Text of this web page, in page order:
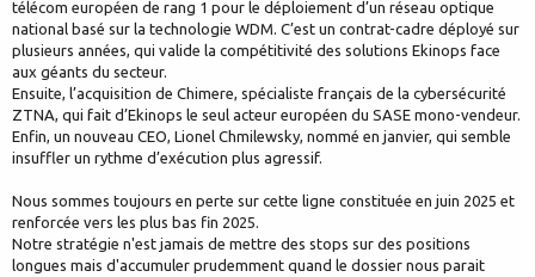
télécom européen de rang 1 pour le déploiement d’un réseau optique
national basé sur la technologie WDM. C’est un contrat-cadre déployé sur
plusieurs années, qui valide la compétitivité des solutions Ekinops face
aux géants du secteur.
Ensuite, l’acquisition de Chimere, spécialiste français de la cybersécurité
ZTNA, qui fait d’Ekinops le seul acteur européen du SASE mono-vendeur.
Enfin, un nouveau CEO, Lionel Chmilewsky, nommé en janvier, qui semble
insuffler un rythme d’exécution plus agressif.
Nous sommes toujours en perte sur cette ligne constituée en juin 2025 et
renforcée vers les plus bas fin 2025.
Notre stratégie n'est jamais de mettre des stops sur des positions
longues mais d'accumuler prudemment quand le dossier nous parait